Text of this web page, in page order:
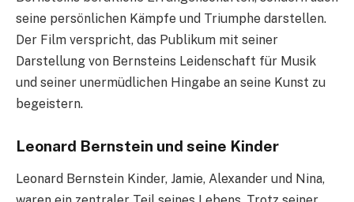
seine persönlichen Kämpfe und Triumphe darstellen.
Der Film verspricht, das Publikum mit seiner
Darstellung von Bernsteins Leidenschaft für Musik
und seiner unermüdlichen Hingabe an seine Kunst zu
begeistern.
Leonard Bernstein und seine Kinder
Leonard Bernstein Kinder, Jamie, Alexander und Nina,